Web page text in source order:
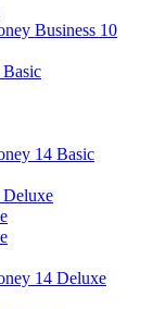
Business 10
14 Basic
14 Deluxe